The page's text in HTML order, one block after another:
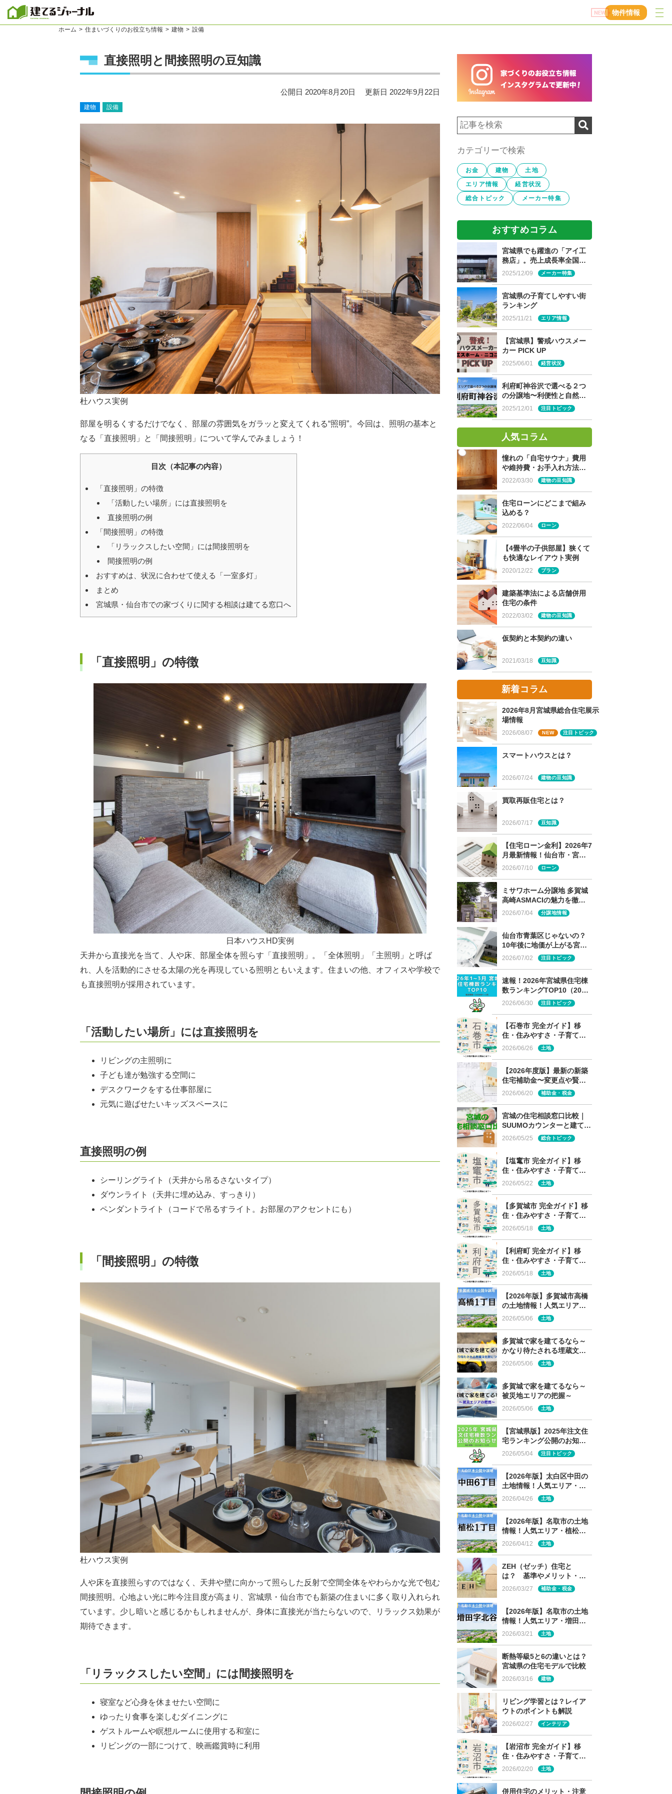
物件情報
ホーム 住まいづくりのお役立ち情報 建物 設備
直接照明と間接照明の豆知識
公開日 2020年8月20日 更新日 2022年9月22日
建物 設備
杜ハウス実例
部屋を明るくするだけでなく、部屋の雰囲気をガラッと変えてくれる“照明”。今回は、照明の基本と
なる「直接照明」と「間接照明」について学んでみましょう！
目次（本記事の内容）
「直接照明」の特徴
「活動したい場所」には直接照明を
直接照明の例
「間接照明」の特徴
「リラックスしたい空間」には間接照明を
間接照明の例
おすすめは、状況に合わせて使える「一室多灯」
まとめ
宮城県・仙台市での家づくりに関する相談は建てる窓口へ
「直接照明」の特徴
日本ハウスHD実例
天井から直接光を当て、人や床、部屋全体を照らす「直接照明」。「全体照明」「主照明」と呼ば
れ、人を活動的にさせる太陽の光を再現している照明ともいえます。住まいの他、オフィスや学校で
も直接照明が採用されています。
「活動したい場所」には直接照明を
リビングの主照明に
子ども達が勉強する空間に
デスクワークをする仕事部屋に
元気に遊ばせたいキッズスペースに
直接照明の例
シーリングライト（天井から吊るさないタイプ）
ダウンライト（天井に埋め込み、すっきり）
ペンダントライト（コードで吊るすライト。お部屋のアクセントにも）
「間接照明」の特徴
杜ハウス実例
人や床を直接照らすのではなく、天井や壁に向かって照らした反射で空間全体をやわらかな光で包む
間接照明。心地よい光に昨今注目度が高まり、宮城県・仙台市でも新築の住まいに多く取り入れられ
ています。少し暗いと感じるかもしれませんが、身体に直接光が当たらないので、リラックス効果が
期待できます。
「リラックスしたい空間」には間接照明を
寝室など心身を休ませたい空間に
ゆったり食事を楽しむダイニングに
ゲストルームや瞑想ルームに使用する和室に
リビングの一部につけて、映画鑑賞時に利用
カテゴリーで検索
お金 建物
土地
エリア情報
経営状況
総合トピック
メーカー特集
おすすめコラム
宮城県でも躍進の「アイ工
務店」。売上成長率全国
NO.1の魅力に迫る！
2025/12/09 メーカー特集
宮城県の子育てしやすい街
ランキング
2025/11/21 エリア情報
【宮城県】警戒ハウスメー
カー PICK UP
2025/06/01 経営状況
利府町神谷沢で選べる２つ
の分譲地〜利便性と自然が
両立する住環境〜
2025/12/01 注目トピック
人気コラム
憧れの「自宅サウナ」費用
や維持費・お手入れ方法
は？
2022/03/30 建物の豆知識
住宅ローンにどこまで組み
込める？
2022/06/04 ローン
【4畳半の子供部屋】狭くて
も快適なレイアウト実例
2020/12/22 プラン
建築基準法による店舗併用
住宅の条件
2022/03/02 建物の豆知識
仮契約と本契約の違い
2021/03/18 豆知識
新着コラム
2026年8月宮城県総合住宅展示
場情報
2026/08/07 NEW 注目トピック
スマートハウスとは？
2026/07/24 建物の豆知識
買取再販住宅とは？
2026/07/17 豆知識
【住宅ローン金利】2026年7
月最新情報！仙台市・宮城
県版のフラット35・各銀行
2026/07/10 ローン
ミサワホーム分譲地 多賀城
高崎ASMACIの魅力を徹底
解説
2026/07/04 分譲地情報
仙台市青葉区じゃないの？
10年後に地価が上がる宮城
の街ランキング、まさかの
2026/07/02 注目トピック
速報！2026年宮城県住宅棟
数ランキングTOP10（2026
年1～3月）
2026/06/30 注目トピック
【石巻市 完全ガイド】移
住・住みやすさ・子育て～
この街が選ばれる理由と
2026/06/26 土地
【2026年度版】最新の新築
住宅補助金〜変更点や賢い
選び方は〜
2026/06/20 補助金・税金
宮城の住宅相談窓口比較｜
SUUMOカウンターと建てる
窓口の 土地情報・メーカー
経営審査・専門性の違い
2026/05/25 総合トピック
【塩竃市 完全ガイド】移
住・住みやすさ・子育て～
この街が選ばれる理由と
2026/05/22 土地
【多賀城市 完全ガイド】移
住・住みやすさ・子育て～
この街が選ばれる理由と
2026/05/18 土地
【利府町 完全ガイド】移
住・住みやすさ・子育て～
この街が選ばれる理由と
2026/05/18 土地
【2026年版】多賀城市高橋
の土地情報！人気エリア・
高橋1丁目の未公開分譲地を
2026/05/06 土地
多賀城で家を建てるなら～
かなり待たされる埋蔵文化
財について～
2026/05/06 土地
多賀城で家を建てるなら～
被災地エリアの把握～
2026/05/06 土地
【宮城県版】2025年注文住
宅ランキング公開のお知ら
せ
2026/05/04 注目トピック
【2026年版】太白区中田の
土地情報！人気エリア・中
田6丁目の未公開分譲地を解
2026/04/26 土地
【2026年版】名取市の土地
情報！人気エリア・植松の
未公開分譲地を解説
2026/04/12 土地
ZEH（ゼッチ）住宅と
は？ 基準やメリット・デ
メリット・補助金制度を解
2026/03/27 補助金・税金
【2026年版】名取市の土地
情報！人気エリア・増田の
未公開分譲地を解説
2026/03/21 土地
断熱等級5と6の違いとは？
宮城県の住宅モデルで比較
2026/03/16 建物
リビング学習とは？レイア
ウトのポイントも解説
2026/02/27 インテリア
【岩沼市 完全ガイド】移
住・住みやすさ・子育て～
この街が選ばれる理由と
2026/02/20 土地
併用住宅のメリット・注意